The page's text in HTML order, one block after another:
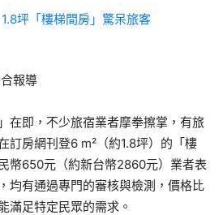
報導
在即，不少旅宿業者摩拳擦掌，有旅
訂房網刊登6 m²（約1.8坪）的「樓
幣650元（約新台幣2860元）業者表
均有通過專門的審核與檢測，價格比
滿足特定民眾的需求。